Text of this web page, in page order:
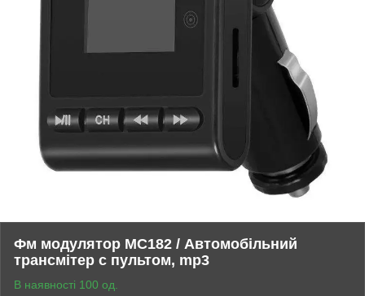
Фм модулятор MC182 / Автомобільний
трансмітер c пультом, mp3
В наявності 100 од.